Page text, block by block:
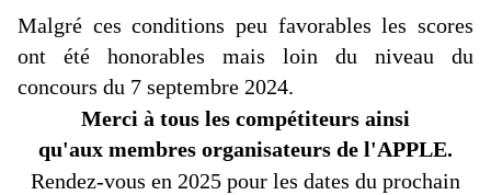
Malgré ces conditions peu favorables les scores
ont été honorables mais loin du niveau du
concours du 7 septembre 2024.
Merci à tous les compétiteurs ainsi
qu'aux membres organisateurs de l'APPLE.
Rendez-vous en 2025 pour les dates du prochain